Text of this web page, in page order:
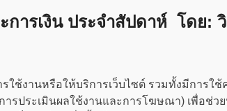
การเงิน ประจำสัปดาห์ โดย:
ใช้งานหรือให้บริการเว็บไซต์ รวมทั้งมีการใ
ารประเมินผลใช้งานและการโฆษณา) เพื่อช่